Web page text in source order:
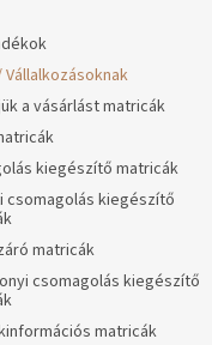
a vásárlást matricák
kiegészítő matricák
csomagolás kiegészítő
matricák
csomagolás kiegészítő
matricák